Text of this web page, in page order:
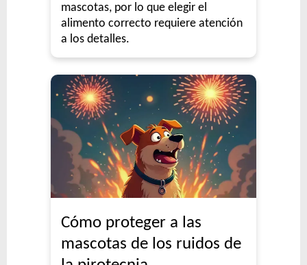
mascotas, por lo que elegir el
alimento correcto requiere atención
a los detalles.
Cómo proteger a las
mascotas de los ruidos de